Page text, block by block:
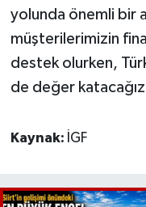
yolunda önemli bir
müşterilerimizin
destek olurken,
de değer
Kaynak: İGF